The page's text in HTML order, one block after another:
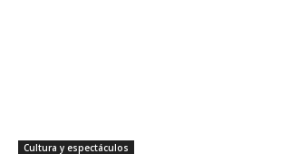
Cultura y espectáculos